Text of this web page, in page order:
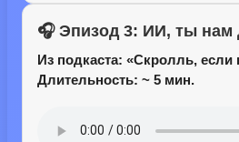
🎧 Эпизод 3: ИИ, ты нам
Из подкаста: «Скролль, если
Длительность: ~ 5 мин.